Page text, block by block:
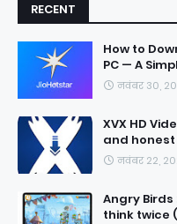
RECENT
How to
PC — A
नवंबर 30,
XVX HD
and
नवंबर 22,
Angry Birds
think twice